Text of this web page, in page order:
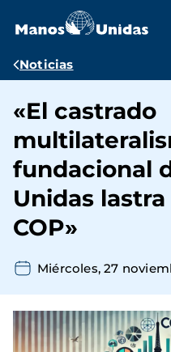
contenido
Ruta
navegación
Noticias
«El castrado
fundacional
Unidas
COP»
Miércoles, 27